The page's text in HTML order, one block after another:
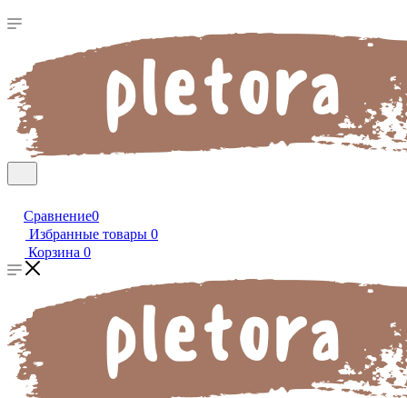
Сравнение0
Избранные товары 0
Корзина 0